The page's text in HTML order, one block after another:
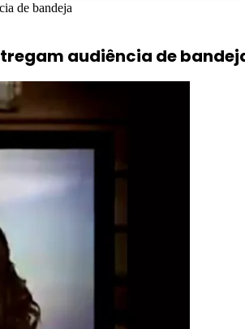
de bandeja
audiência de